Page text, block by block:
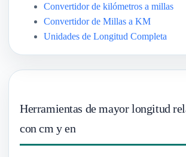
Convertidor de kilómetros a millas
Convertidor de Millas a KM
Unidades de Longitud Completa
Herramientas de mayor longitud
con cm y en